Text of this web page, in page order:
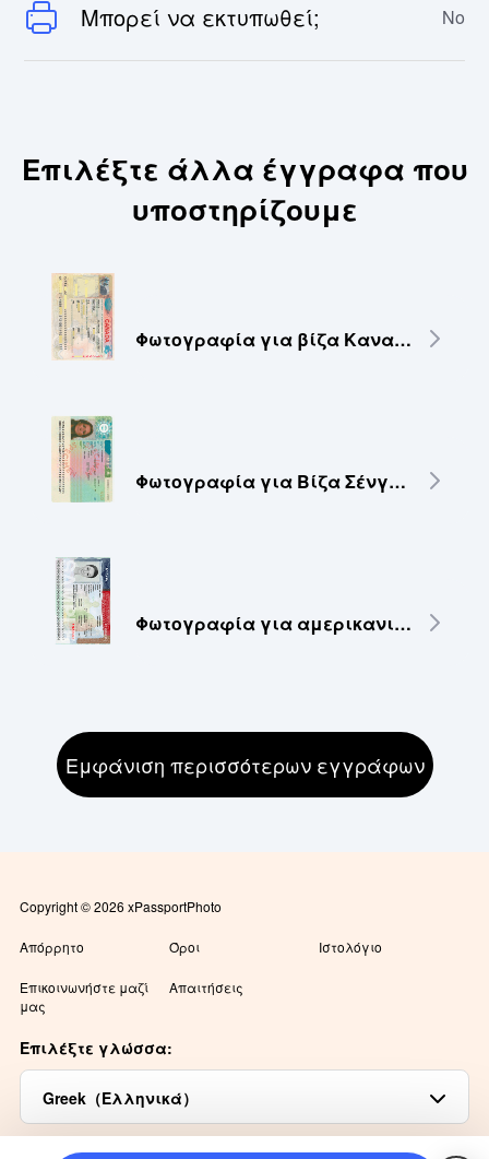
Μπορεί να εκτυπωθεί; No
Επιλέξτε άλλα έγγραφα που
υποστηρίζουμε
Φωτογραφία για βίζα Καναδά – 35x45 mm
Φωτογραφία για Βίζα Σένγκεν 35x45 mm
Φωτογραφία για αμερικανική βίζα 2x2 ίντσες (51x51 mm)
Εμφάνιση περισσότερων εγγράφων
Copyright © 2026 xPassportPhoto
Απόρρητο Όροι Ιστολόγιο
Επικοινωνήστε μαζί
μας
Απαιτήσεις
Επιλέξτε γλώσσα:
Greek（Ελληνικά）